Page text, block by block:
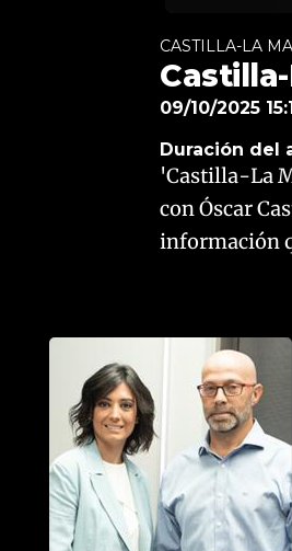
CASTILLA-LA
09/10/2025
Duración del
'Castilla-La
con Óscar
información